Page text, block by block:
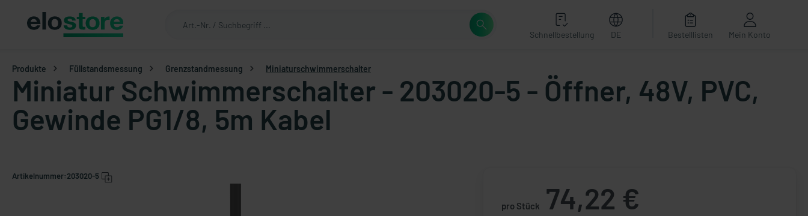
Schnellbestellung DE Bestelllisten Mein Konto
Produkte Füllstandsmessung Grenzstandmessung Miniaturschwimmerschalter
Miniatur Schwimmerschalter - 203020-5 - Öffner, 48V, PVC,
Gewinde PG1/8, 5m Kabel
Artikelnummer:203020-5
pro Stück 74,22 €